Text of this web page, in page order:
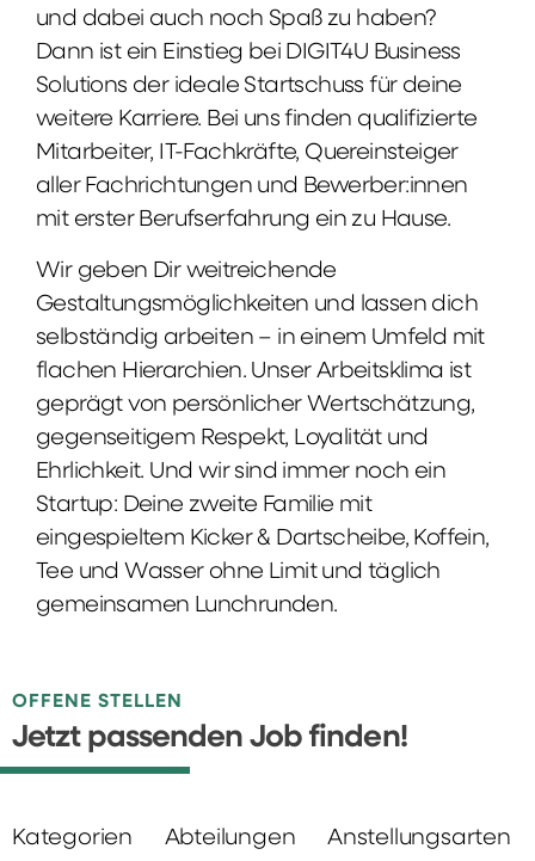
und dabei auch noch Spaß zu haben?
Dann ist ein Einstieg bei DIGIT4U Business
Solutions der ideale Startschuss für deine
weitere Karriere. Bei uns finden qualifizierte
Mitarbeiter, IT-Fachkräfte, Quereinsteiger
aller Fachrichtungen und Bewerber:innen
mit erster Berufserfahrung ein zu Hause.
Wir geben Dir weitreichende
Gestaltungsmöglichkeiten und lassen dich
selbständig arbeiten – in einem Umfeld mit
flachen Hierarchien. Unser Arbeitsklima ist
geprägt von persönlicher Wertschätzung,
gegenseitigem Respekt, Loyalität und
Ehrlichkeit. Und wir sind immer noch ein
Startup: Deine zweite Familie mit
eingespieltem Kicker & Dartscheibe, Koffein,
Tee und Wasser ohne Limit und täglich
gemeinsamen Lunchrunden.
OFFENE STELLEN
Jetzt passenden Job finden!
Kategorien Abteilungen Anstellungsarten